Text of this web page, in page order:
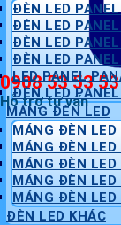
0908 53 53 53
Hỗ trợ tư vấn
ĐÈN LED
ĐÈN LED
ĐÈN LED
ĐÈN LED
LED PANEL
ĐÈN LED
MÁNG ĐÈN LED
MÁNG ĐÈN LED
MÁNG ĐÈN LED
MÁNG ĐÈN LED
MÁNG ĐÈN LED
MÁNG ĐÈN LED
ĐÈN LED KHÁC